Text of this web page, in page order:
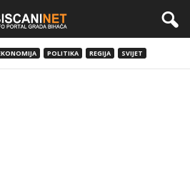
POLITIKA REGIJA SVIJET